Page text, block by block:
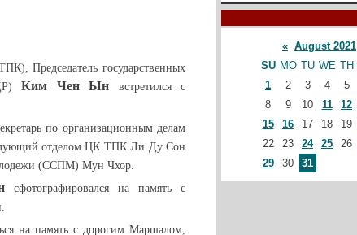
Председатель государственных
Ким Чен Ын встретился с
по организационным делам
отделом ЦК ТПК Ли Ду Сон
(ССПМ) Мун Чхор.
сфотографировался на память с
на память с дорогим Маршалом,
« August 2021
SU MO TU WE TH
1
2 3 4 5
8
9 10 11 12
15
16 17 18 19
22
23 24 25 26
29
30 31